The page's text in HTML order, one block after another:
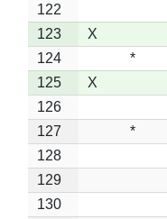
122
123
X
124
*
125
X
126
127
*
128
129
130